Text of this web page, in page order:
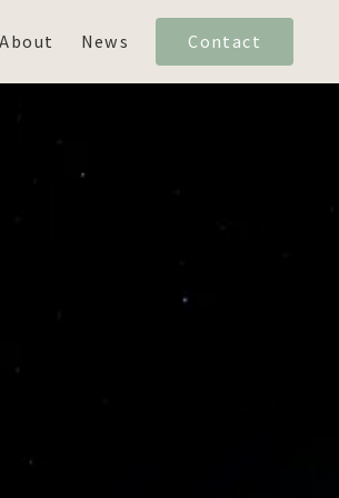
About News Contact